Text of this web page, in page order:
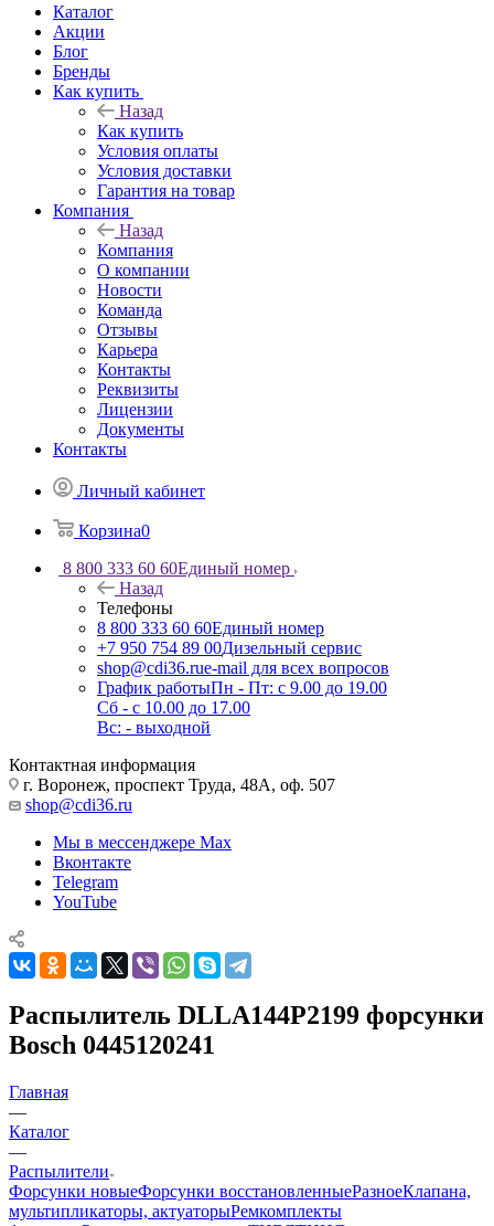
Каталог
Акции
Блог
Бренды
Как купить
Назад
Как купить
Условия оплаты
Условия доставки
Гарантия на товар
Компания
Назад
Компания
О компании
Новости
Команда
Отзывы
Карьера
Контакты
Реквизиты
Лицензии
Документы
Контакты
Личный кабинет
Корзина0
8 800 333 60 60Единый номер
Назад
Телефоны
8 800 333 60 60Единый номер
+7 950 754 89 00Дизельный сервис
shop@cdi36.rue-mail для всех вопросов
График работыПн - Пт: с 9.00 до 19.00
Сб - с 10.00 до 17.00
Вс: - выходной
Контактная информация
г. Воронеж, проспект Труда, 48А, оф. 507
shop@cdi36.ru
Мы в мессенджере Max
Вконтакте
Telegram
YouTube
Распылитель DLLA144P2199 форсунки
Bosch 0445120241
Главная
—
Каталог
—
Распылители
Форсунки новыеФорсунки восстановленныеРазноеКлапана,
мультипликаторы, актуаторыРемкомплекты